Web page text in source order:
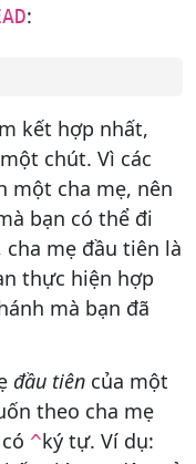
:
kết hợp nhất,
chút. Vì các
một cha mẹ, nên
bạn có thể đi
mẹ đầu tiên là
thực hiện hợp
mà bạn đã
đầu tiên của một
theo cha mẹ
^ký tự. Ví dụ: